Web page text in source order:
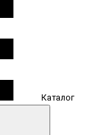
Каталог